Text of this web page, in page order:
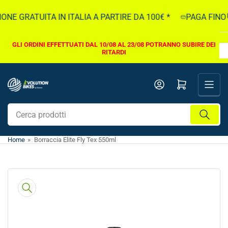
direttamente
contenuti
GRATUITA IN ITALIA A PARTIRE DA 100€ * PAGA FINO
GLI ORDINI EFFETTUATI DAL 10/08 AL 23/08 POTRANNO SUBIRE DEI
RITARDI
Cerca
prodotti
Apri il mini carrello
Home » Borraccia Elite Fly Tex 550ml
direttamente